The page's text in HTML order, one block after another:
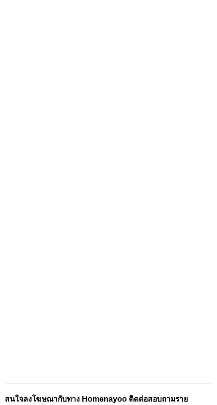
สนใจลงโฆษณากับทาง Homenayoo ติดต่อสอบถามราย